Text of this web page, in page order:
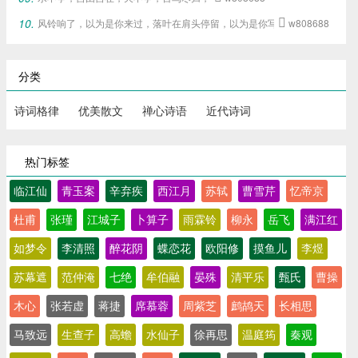
风铃响了，以为是你来过，落叶在肩头停留，以为是你写下的旧梦。
 w808688
分类
诗词格律 优美散文 禅心诗语 近代诗词
热门标签
临江仙 青玉案 辛弃疾 西江月 苏轼 曹雪芹 忆帝京
杜甫 张瑾 江城子 卜算子 雨霖铃 柳永 岳飞 满江红
如梦令 李清照 醉花阴 蝶恋花 欧阳修 摸鱼儿 李煜
苏幕遮 范仲淹 七绝 牟伯融 晏殊 清平乐 甄氏 曹操
木心 张若虚 蒋捷 席慕蓉 周紫芝 鹧鸪天 长相思
马致远 生查子 高蟾 水仙子 徐再思 温庭筠 秦观